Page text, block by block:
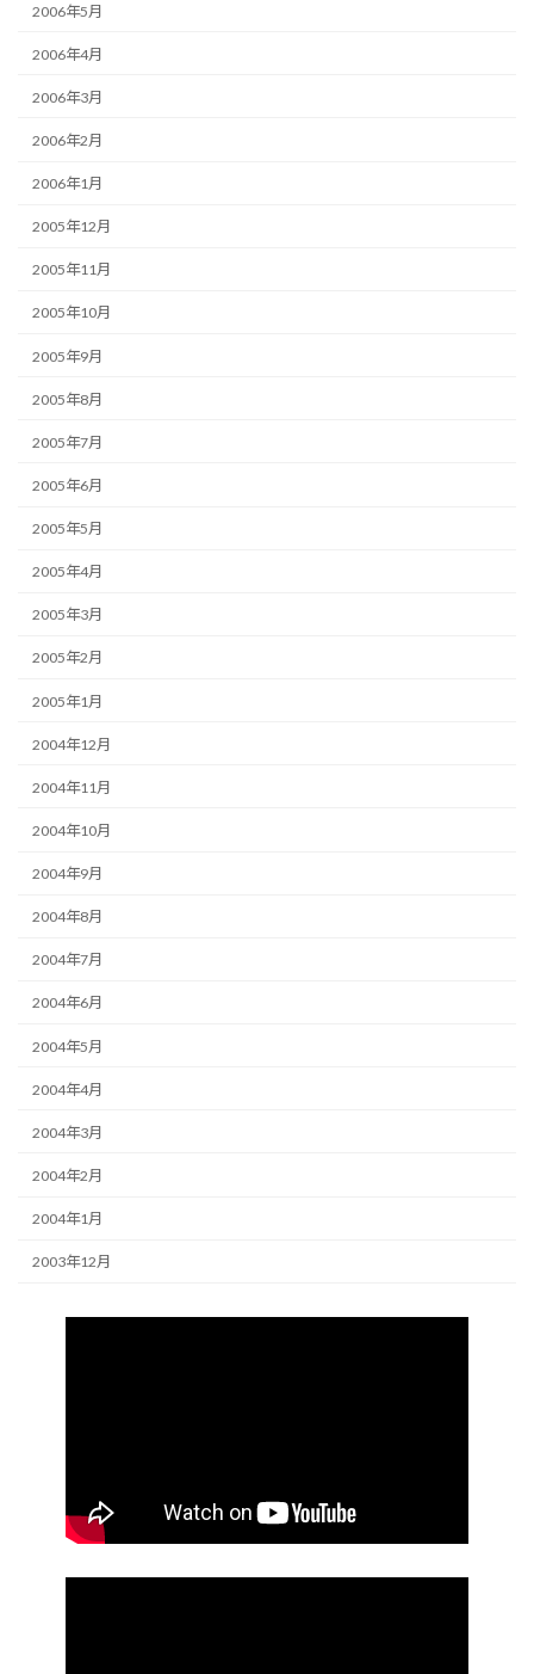
2006年5月
2006年4月
2006年3月
2006年2月
2006年1月
2005年12月
2005年11月
2005年10月
2005年9月
2005年8月
2005年7月
2005年6月
2005年5月
2005年4月
2005年3月
2005年2月
2005年1月
2004年12月
2004年11月
2004年10月
2004年9月
2004年8月
2004年7月
2004年6月
2004年5月
2004年4月
2004年3月
2004年2月
2004年1月
2003年12月